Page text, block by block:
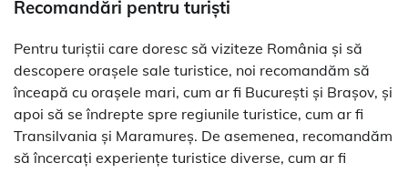
Recomandări pentru turiști
Pentru turiștii care doresc să viziteze România și să
descopere orașele sale turistice, noi recomandăm să
înceapă cu orașele mari, cum ar fi București și Brașov, și
apoi să se îndrepte spre regiunile turistice, cum ar fi
Transilvania și Maramureș. De asemenea, recomandăm
să încercați experiențe turistice diverse, cum ar fi